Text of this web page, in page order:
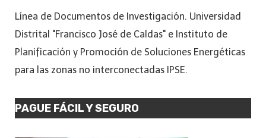
Línea de Documentos de Investigación. Universidad
Distrital "Francisco José de Caldas" e Instituto de
Planificación y Promoción de Soluciones Energéticas
para las zonas no interconectadas IPSE.
PAGUE FÁCIL Y SEGURO